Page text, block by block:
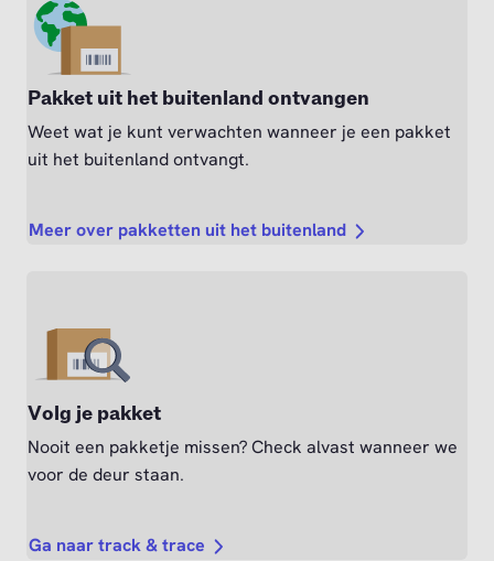
Pakket uit het buitenland ontvangen
Weet wat je kunt verwachten wanneer je een pakket
uit het buitenland ontvangt.
Meer over pakketten uit het buitenland
Volg je pakket
Nooit een pakketje missen? Check alvast wanneer we
voor de deur staan.
Ga naar track & trace